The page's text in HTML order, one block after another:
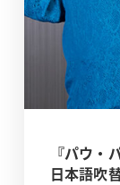
『パウ・
日本語吹